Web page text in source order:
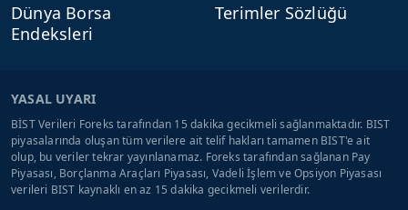
Dünya Borsa
Endeksleri
Terimler Sözlüğü
YASAL UYARI
BİST Verileri Foreks tarafından 15 dakika gecikmeli sağlanmaktadır. BIST
piyasalarında oluşan tüm verilere ait telif hakları tamamen BIST'e ait
olup, bu veriler tekrar yayınlanamaz. Foreks tarafından sağlanan Pay
Piyasası, Borçlanma Araçları Piyasası, Vadeli İşlem ve Opsiyon Piyasası
verileri BIST kaynaklı en az 15 dakika gecikmeli verilerdir.